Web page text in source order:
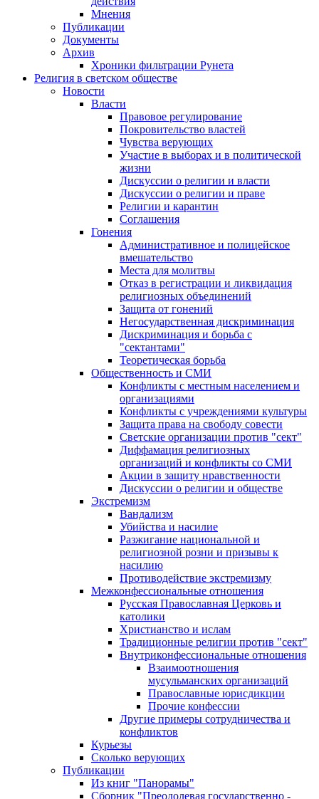
Мнения
Публикации
Документы
Архив
Хроники фильтрации Рунета
Религия в светском обществе
Новости
Власти
Правовое регулирование
Покровительство властей
Чувства верующих
Участие в выборах и в политической
жизни
Дискуссии о религии и власти
Дискуссии о религии и праве
Религии и карантин
Соглашения
Гонения
Административное и полицейское
вмешательство
Места для молитвы
Отказ в регистрации и ликвидация
религиозных объединений
Защита от гонений
Негосударственная дискриминация
Дискриминация и борьба с
"сектантами"
Теоретическая борьба
Общественность и СМИ
Конфликты с местным населением и
организациями
Конфликты с учреждениями культуры
Защита права на свободу совести
Светские организации против "сект"
Диффамация религиозных
организаций и конфликты со СМИ
Акции в защиту нравственности
Дискуссии о религии и обществе
Экстремизм
Вандализм
Убийства и насилие
Разжигание национальной и
религиозной розни и призывы к
насилию
Противодействие экстремизму
Межконфессиональные отношения
Русская Православная Церковь и
католики
Христианство и ислам
Традиционные религии против "сект"
Внутриконфессиональные отношения
Взаимоотношения
мусульманских организаций
Православные юрисдикции
Прочие конфессии
Другие примеры сотрудничества и
конфликтов
Курьезы
Сколько верующих
Публикации
Из книг "Панорамы"
Сборник "Преодолевая государственно -